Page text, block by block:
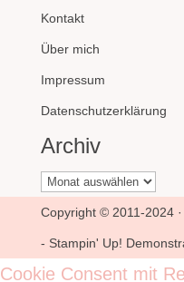
Kontakt
Über mich
Impressum
Datenschutzerklärung
Archiv
Archiv
Copyright © 2011-2024
- Stampin' Up!
Cookie Consent mit